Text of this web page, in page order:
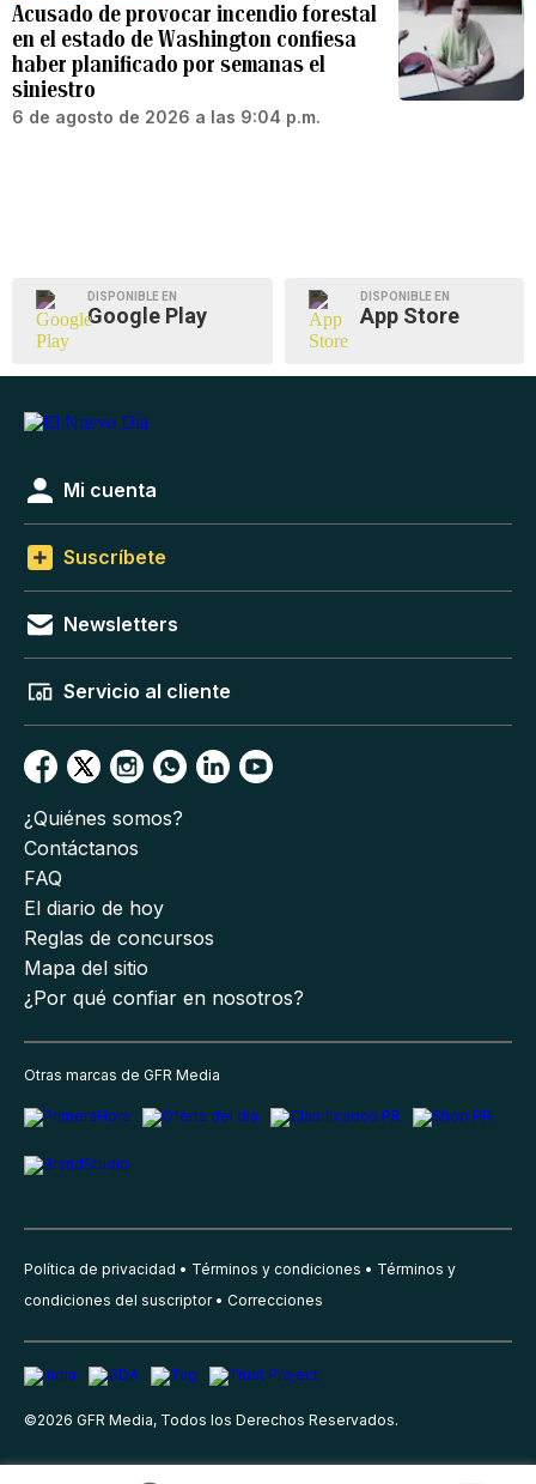
Acusado de provocar incendio forestal
en el estado de Washington confiesa
haber planificado por semanas el
siniestro
6 de agosto de 2026 a las 9:04 p.m.
DISPONIBLE EN
Google Play
DISPONIBLE EN
App Store
Mi cuenta
Suscríbete
Newsletters
Servicio al cliente
¿Quiénes somos?
Contáctanos
FAQ
El diario de hoy
Reglas de concursos
Mapa del sitio
¿Por qué confiar en nosotros?
Otras marcas de GFR Media
Política de privacidad Términos y condiciones
Términos y
condiciones del suscriptor
Correcciones
©2026 GFR Media, Todos los Derechos Reservados.